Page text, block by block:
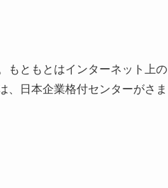
もともとはインターネット上の
、日本企業格付センターがさま